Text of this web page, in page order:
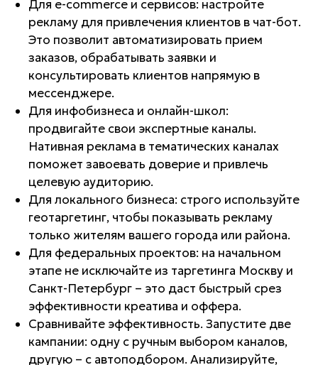
Для e-commerce и сервисов: настройте
рекламу для привлечения клиентов в чат-бот.
Это позволит автоматизировать прием
заказов, обрабатывать заявки и
консультировать клиентов напрямую в
мессенджере.
Для инфобизнеса и онлайн-школ:
продвигайте свои экспертные каналы.
Нативная реклама в тематических каналах
поможет завоевать доверие и привлечь
целевую аудиторию.
Для локального бизнеса: строго используйте
геотаргетинг, чтобы показывать рекламу
только жителям вашего города или района.
Для федеральных проектов: на начальном
этапе не исключайте из таргетинга Москву и
Санкт-Петербург – это даст быстрый срез
эффективности креатива и оффера.
Сравнивайте эффективность. Запустите две
кампании: одну с ручным выбором каналов,
другую – с автоподбором. Анализируйте,